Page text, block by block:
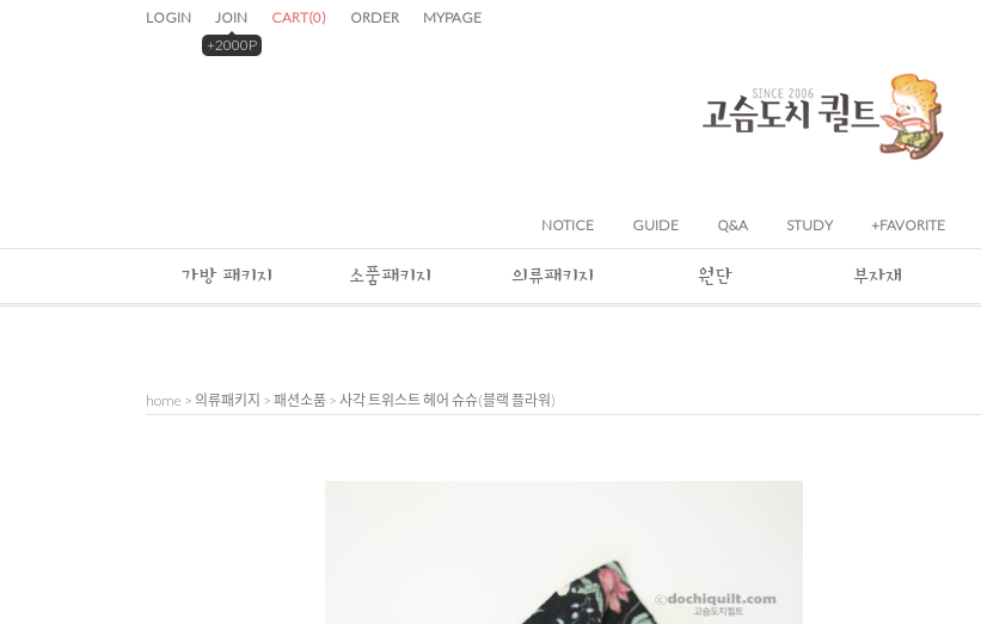
LOGIN
JOIN
+2000P
CART(0) ORDER MYPAGE
NOTICE GUIDE Q&A STUDY +FAVORITE
가방 패키지 소품패키지 의류패키지 원단 부자재
home > 의류패키지 > 패션소품 > 사각 트위스트 헤어 슈슈(블랙 플라워)